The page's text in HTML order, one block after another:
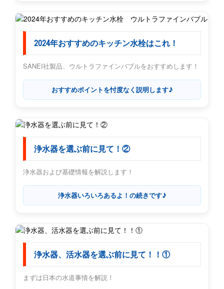
2024年おすすめのキッチン水栓はこれ！
SANEI社製品、ウルトラファインバブルをおすすめします！
おすすめポイントを忖度なく説明します♪
浄水器を選ぶ前に見て！②
浄水器および基礎情報を解説します！
浄水器いろいろあるよ！の続きです♪
浄水器、活水器を選ぶ前に見て！！①
まずは日本の水道事情を解説！